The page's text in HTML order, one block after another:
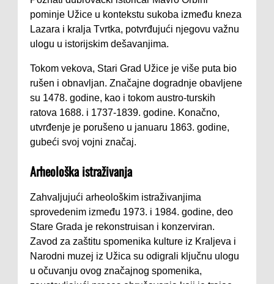
pominje Užice u kontekstu sukoba između kneza
Lazara i kralja Tvrtka, potvrđujući njegovu važnu
ulogu u istorijskim dešavanjima.
Tokom vekova, Stari Grad Užice je više puta bio
rušen i obnavljan. Značajne dogradnje obavljene
su 1478. godine, kao i tokom austro-turskih
ratova 1688. i 1737-1839. godine. Konačno,
utvrđenje je porušeno u januaru 1863. godine,
gubeći svoj vojni značaj.
Arheološka istraživanja
Zahvaljujući arheološkim istraživanjima
sprovedenim između 1973. i 1984. godine, deo
Stare Grada je rekonstruisan i konzerviran.
Zavod za zaštitu spomenika kulture iz Kraljeva i
Narodni muzej iz Užica su odigrali ključnu ulogu
u očuvanju ovog značajnog spomenika,